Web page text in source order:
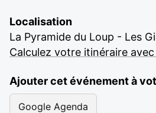
Localisation
La Pyramide du Loup - Les
Calculez votre itinéraire
Ajouter cet événement à
Google Agenda